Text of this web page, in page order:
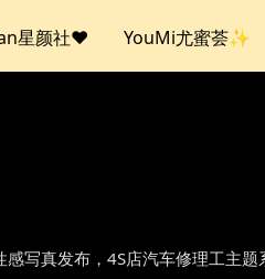
星颜社❤️ YouMi尤蜜荟✨
写真发布，4S店汽车修理工主